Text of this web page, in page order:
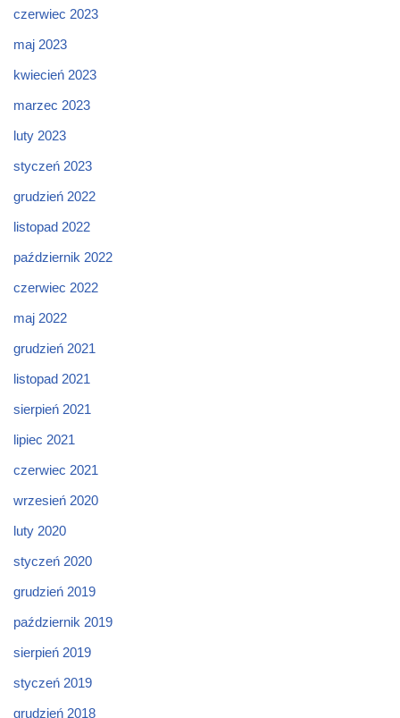
czerwiec 2023
maj 2023
kwiecień 2023
marzec 2023
luty 2023
styczeń 2023
grudzień 2022
listopad 2022
październik 2022
czerwiec 2022
maj 2022
grudzień 2021
listopad 2021
sierpień 2021
lipiec 2021
czerwiec 2021
wrzesień 2020
luty 2020
styczeń 2020
grudzień 2019
październik 2019
sierpień 2019
styczeń 2019
grudzień 2018